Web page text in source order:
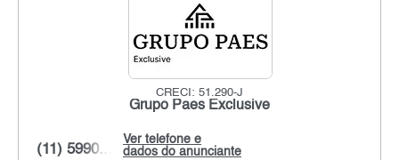
CRECI: 51.290-J
Grupo Paes Exclusive
Ver telefone e
dados do anunciante
(11) 5990...